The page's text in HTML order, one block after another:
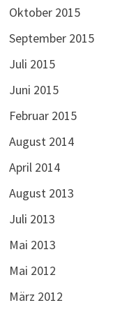
Oktober 2015
September 2015
Juli 2015
Juni 2015
Februar 2015
August 2014
April 2014
August 2013
Juli 2013
Mai 2013
Mai 2012
März 2012